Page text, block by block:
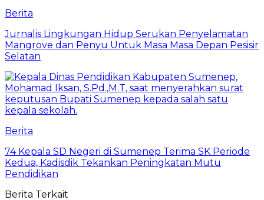
Berita
Jurnalis Lingkungan Hidup Serukan Penyelamatan
Mangrove dan Penyu Untuk Masa Masa Depan Pesisir
Selatan
Berita
74 Kepala SD Negeri di Sumenep Terima SK Periode
Kedua, Kadisdik Tekankan Peningkatan Mutu
Pendidikan
Berita Terkait